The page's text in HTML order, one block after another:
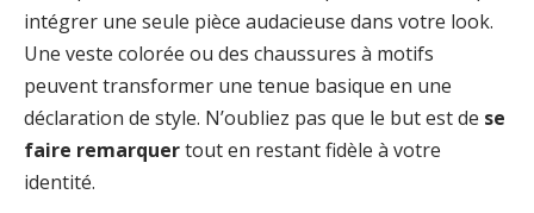
intégrer une seule pièce audacieuse dans votre look.
Une veste colorée ou des chaussures à motifs
peuvent transformer une tenue basique en une
déclaration de style. N’oubliez pas que le but est de se
faire remarquertout en restant fidèle à votre
identité.